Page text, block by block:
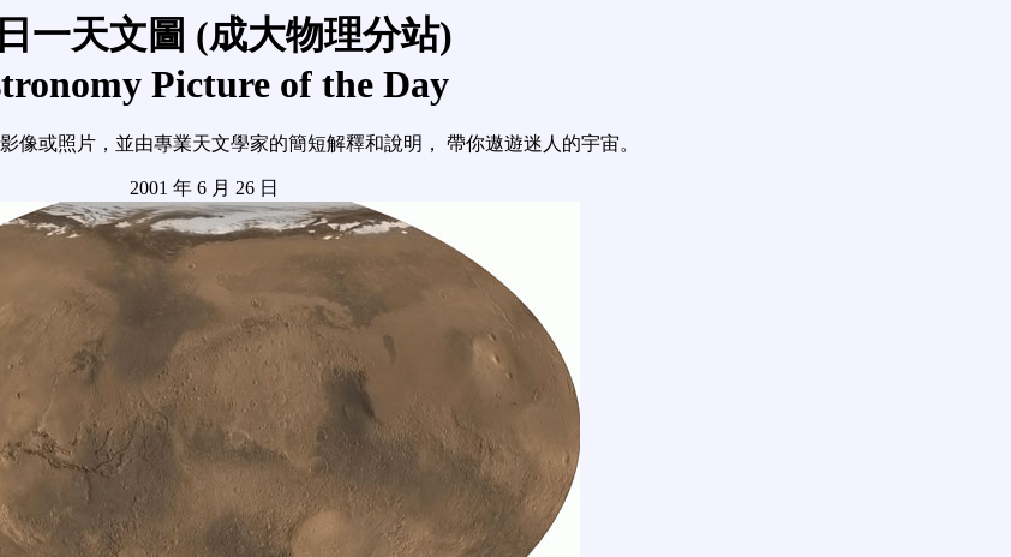
一天文圖 (成大物理分站)
Picture of the Day
像或照片，並由專業天文學家的簡短解釋和說明， 帶你遨遊迷人的宇宙。
2001 年 6 月 26 日